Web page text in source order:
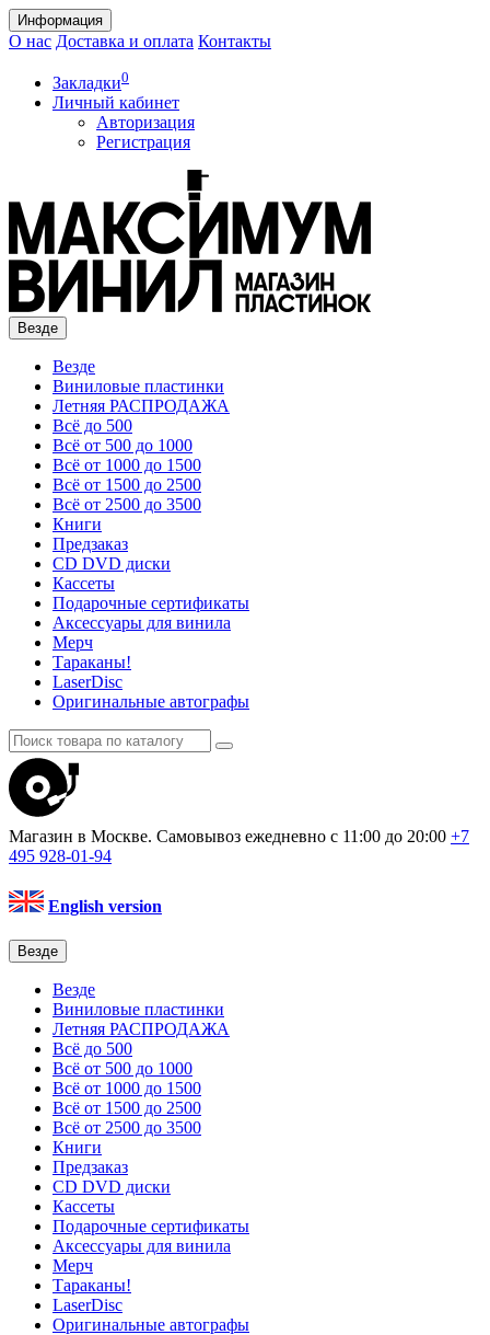
Информация
О нас Доставка и оплата Контакты
Закладки0
Личный кабинет
Авторизация
Регистрация
Везде
Везде
Виниловые пластинки
Летняя РАСПРОДАЖА
Всё до 500
Всё от 500 до 1000
Всё от 1000 до 1500
Всё от 1500 до 2500
Всё от 2500 до 3500
Книги
Предзаказ
CD DVD диски
Кассеты
Подарочные сертификаты
Аксессуары для винила
Мерч
Тараканы!
LaserDisc
Оригинальные автографы
Магазин в Москве. Самовывоз ежедневно с 11:00 до 20:00 +7
495 928-01-94
English version
Везде
Везде
Виниловые пластинки
Летняя РАСПРОДАЖА
Всё до 500
Всё от 500 до 1000
Всё от 1000 до 1500
Всё от 1500 до 2500
Всё от 2500 до 3500
Книги
Предзаказ
CD DVD диски
Кассеты
Подарочные сертификаты
Аксессуары для винила
Мерч
Тараканы!
LaserDisc
Оригинальные автографы